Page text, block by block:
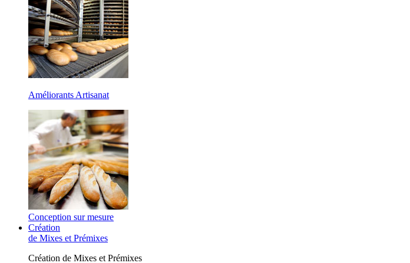
Améliorants Artisanat
Conception sur mesure
Création
de Mixes et Prémixes
Création de Mixes et Prémixes